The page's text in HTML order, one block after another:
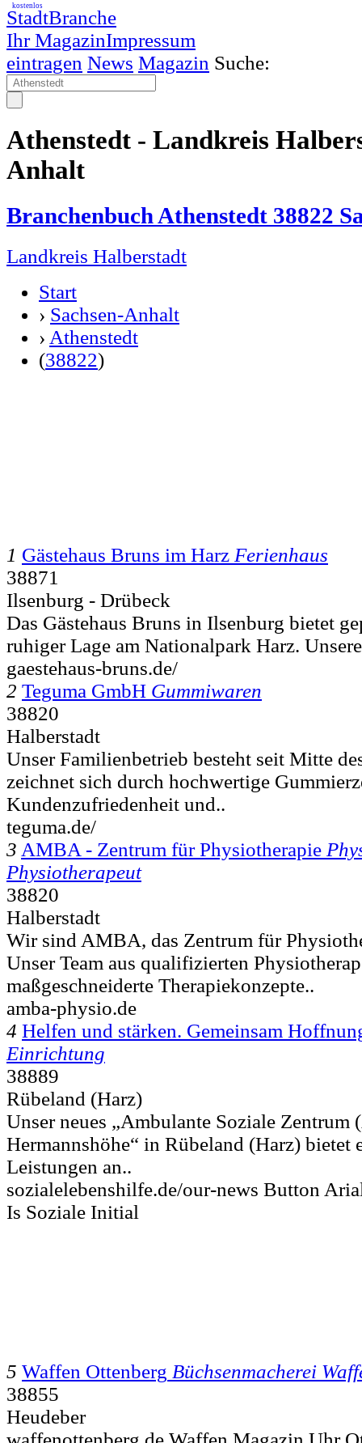
StadtBranche
Ihr MagazinImpressum
kostenlos
eintragen News Magazin Suche:
Athenstedt - Landkreis
Anhalt
Branchenbuch Athenstedt 38822
Landkreis Halberstadt
Start
› Sachsen-Anhalt
› Athenstedt
(38822)
1 Gästehaus Bruns im Harz Ferienhaus
38871
Ilsenburg - Drübeck
Das Gästehaus Bruns in Ilsenburg bietet
ruhiger Lage am Nationalpark Harz.
gaestehaus-bruns.de/
2 Teguma GmbH Gummiwaren
38820
Halberstadt
Unser Familienbetrieb besteht seit Mitte
zeichnet sich durch hochwertige
Kundenzufriedenheit und..
teguma.de/
3 AMBA - Zentrum für Physiotherapie
Physiotherapeut
38820
Halberstadt
Wir sind AMBA, das Zentrum für
Unser Team aus qualifizierten
maßgeschneiderte Therapiekonzepte..
amba-physio.de
4 Helfen und stärken. Gemeinsam
Einrichtung
38889
Rübeland (Harz)
Unser neues „Ambulante Soziale Zentrum
Hermannshöhe“ in Rübeland (Harz) bietet
Leistungen an..
sozialelebenshilfe.de/our-news Button
Is Soziale Initial
5 Waffen Ottenberg Büchsenmacherei
38855
Heudeber